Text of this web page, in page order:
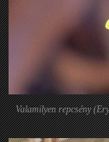
Valamilyen repcsény